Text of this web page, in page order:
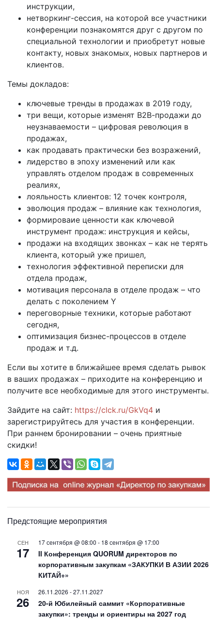
инструкции,
нетворкинг-сессия, на которой все участники
конференции познакомятся друг с другом по
специальной технологии и приобретут новые
контакту, новых знакомых, новых партнеров и
клиентов.
Темы докладов:
ключевые тренды в продажах в 2019 году,
три вещи, которые изменят В2В-продажи до
неузнаваемости – цифровая революция в
продажах,
как продавать практически без возражений,
лидерство в эпоху изменений или как
управлять отделом продаж в современных
реалиях,
лояльность клиентов: 12 точек контроля,
эволюция продаж – влияние как технология,
формироваие ценности как ключевой
инструмент продаж: инструкция и кейсы,
продажи на входящих звонках – как не терять
клиента, который уже пришел,
технология эффективной переписки для
отдела продаж,
мотивация персонала в отделе продаж – что
делать с поколением Y
переговорные техники, которые работают
сегодня,
оптимизация бизнес-процессов в отделе
продаж и т.д.
Если вы хотите в ближайшее время сделать рывок
в ваших продажах – приходите на конференцию и
получите все необходимые для этого инструменты.
Зайдите на сайт: https://clck.ru/GkVq4 и
зарегистрируйтесь для участия в конференции.
При раннем бронировании – очень приятные
скидки!
Предстоящие мероприятия
СЕН
17
17 сентября @ 08:00 - 18 сентября @ 17:00
II Конференция QUORUM директоров по
корпоративным закупкам «ЗАКУПКИ В АЗИИ 2026
КИТАЙ+»
НОЯ
26
26.11.2026 -27.11.2027
20-й Юбилейный саммит «Корпоративные
закупки»: тренды и ориентиры на 2027 год